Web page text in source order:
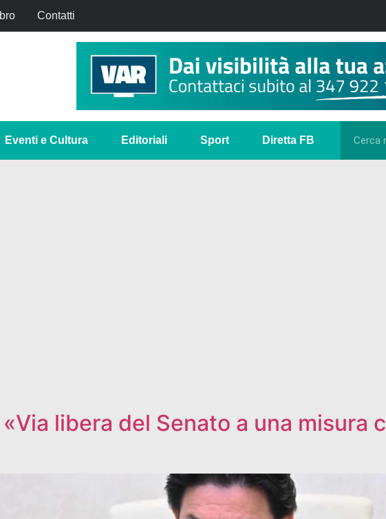
Contatti
Eventi e Cultura Editoriali Sport Diretta FB
libera del Senato a una misura